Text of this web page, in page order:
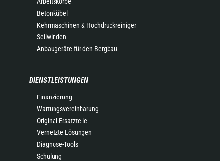
Betonkübel
Kehrmaschinen & Hochdruckreiniger
Seilwinden
Anbaugeräte für den Bergbau
DIENSTLEISTUNGEN
Finanzierung
Wartungsvereinbarung
Original-Ersatzteile
Vernetzte Lösungen
Diagnose-Tools
Schulung